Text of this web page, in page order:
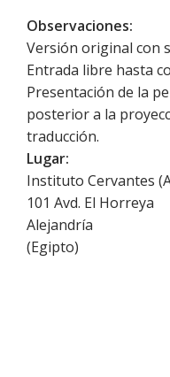
Observaciones:
Versión original con
Entrada libre hasta
Presentación de la
posterior a la
traducción.
Lugar:
Instituto Cervantes
101 Avd. El Horreya
Alejandría
(Egipto)